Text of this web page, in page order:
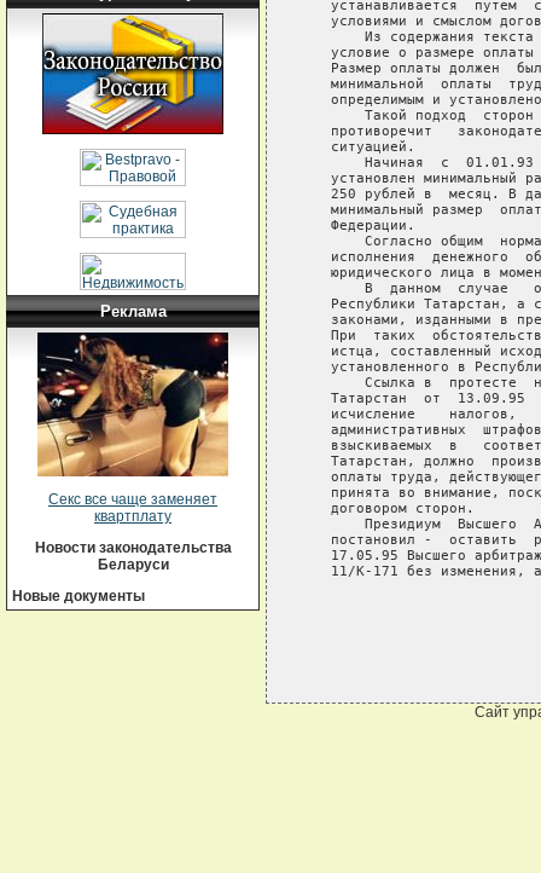
Реклама
Секс все чаще заменяет
квартплату
Новости законодательства
Беларуси
Новые документы
устанавливается  путем
условиями и смыслом
Из содержания
условие о размере
Размер оплаты должен
минимальной  оплаты
определимым и
Такой подход
противоречит
    ситуацией.
Начиная  с
установлен минимальный
250 рублей в  месяц. В
минимальный размер
    Федерации.
Согласно общим
исполнения  денежного
юридического лица в
В  данном  случае
Республики Татарстан, а
законами, изданными в
При  таких
истца, составленный
установленного в
Ссылка в  протесте
Татарстан  от  13.09.95
исчисление    налогов,
административных
взыскиваемых  в
Татарстан, должно
оплаты труда,
принята во внимание,
    договором сторон.
Президиум  Высшего
постановил -  оставить
17.05.95 Высшего
11/К-171 без изменения,
Сайт